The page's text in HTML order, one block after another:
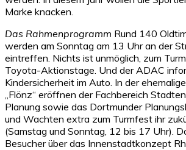
Marke knacken.
Das Rahmenprogramm Rund 140
werden am Sonntag am 13 Uhr an der
eintreffen. Nichts ist unmöglich, zum
Toyota-Aktionstage. Und der ADAC
Kindersicherheit im Auto. In der
„Flönz“ eröffnen der Fachbereich
Planung sowie das Dortmunder
und Wachten extra zum Turmfest ihr
(Samstag und Sonntag, 12 bis 17 Uhr).
Besucher über das Innenstadtkonzept